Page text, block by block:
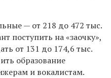
— от 218 до 472 тыс.
поступить на «заочку»,
от 131 до 174,6 тыс.
образование
и вокалистам.